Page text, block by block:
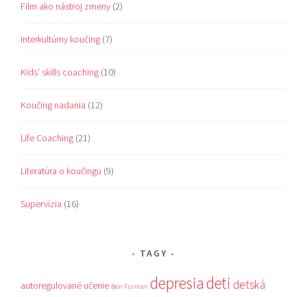
Film ako nástroj zmeny (2)
Interkultúrny koučing (7)
Kids' skills coaching (10)
Koučing nadania (12)
Life Coaching (21)
Literatúra o koučingu (9)
Supervízia (16)
TAGY
autoregulované učenie Ben Furman depresiadeti detská